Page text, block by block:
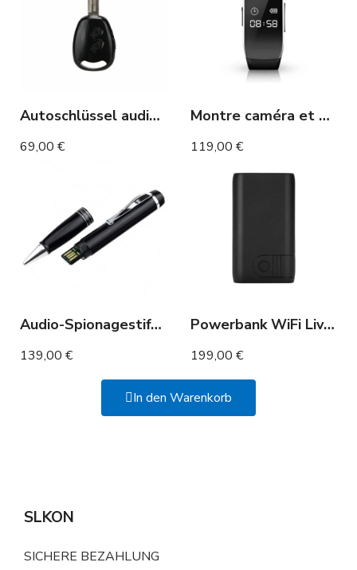
Autoschlüssel audio diktaphon
69,00 €
Montre caméra et dictaphone
119,00 €
Audio-Spionagestift mit Geräuscherkennung – 30 Tage Standby-Autonomie
139,00 €
Powerbank WiFi Live-Audio-Recorder
199,00 €
In den Warenkorb
SLKON
SICHERE BEZAHLUNG